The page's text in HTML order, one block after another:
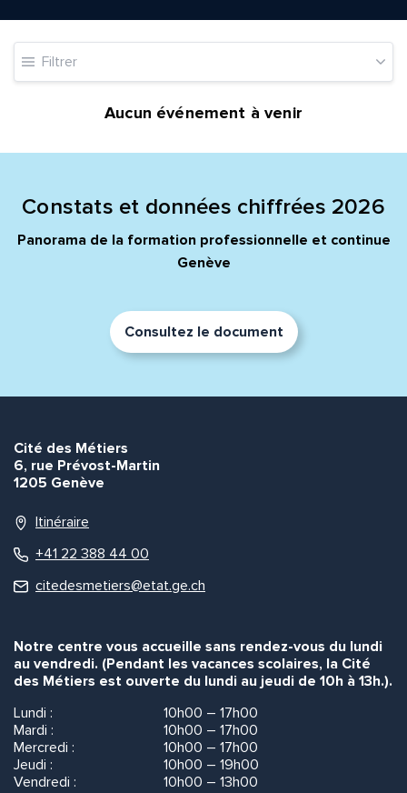
Filtrer
Aucun événement à venir
Constats et données chiffrées 2026
Panorama de la formation professionnelle et continue
Genève
Consultez le document
Cité des Métiers
6, rue Prévost-Martin
1205 Genève
Itinéraire
+41 22 388 44 00
citedesmetiers@etat.ge.ch
Notre centre vous accueille sans rendez-vous du lundi
au vendredi. (Pendant les vacances scolaires, la Cité
des Métiers est ouverte du lundi au jeudi de 10h à 13h.).
Lundi :
10h00 – 17h00
Mardi :
10h00 – 17h00
Mercredi :
10h00 – 17h00
Jeudi :
10h00 – 19h00
Vendredi :
10h00 – 13h00
Message*
Envoyer
Commentaire*
Envoyer